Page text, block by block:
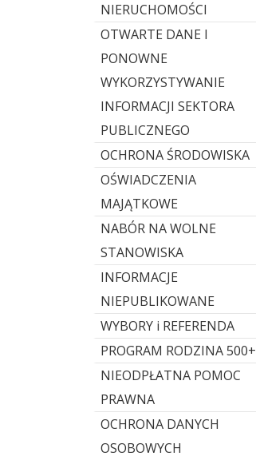
NIERUCHOMOŚCI
OTWARTE DANE I
PONOWNE
WYKORZYSTYWANIE
INFORMACJI SEKTORA
PUBLICZNEGO
OCHRONA ŚRODOWISKA
OŚWIADCZENIA
MAJĄTKOWE
NABÓR NA WOLNE
STANOWISKA
INFORMACJE
NIEPUBLIKOWANE
WYBORY i REFERENDA
PROGRAM RODZINA 500+
NIEODPŁATNA POMOC
PRAWNA
OCHRONA DANYCH
OSOBOWYCH